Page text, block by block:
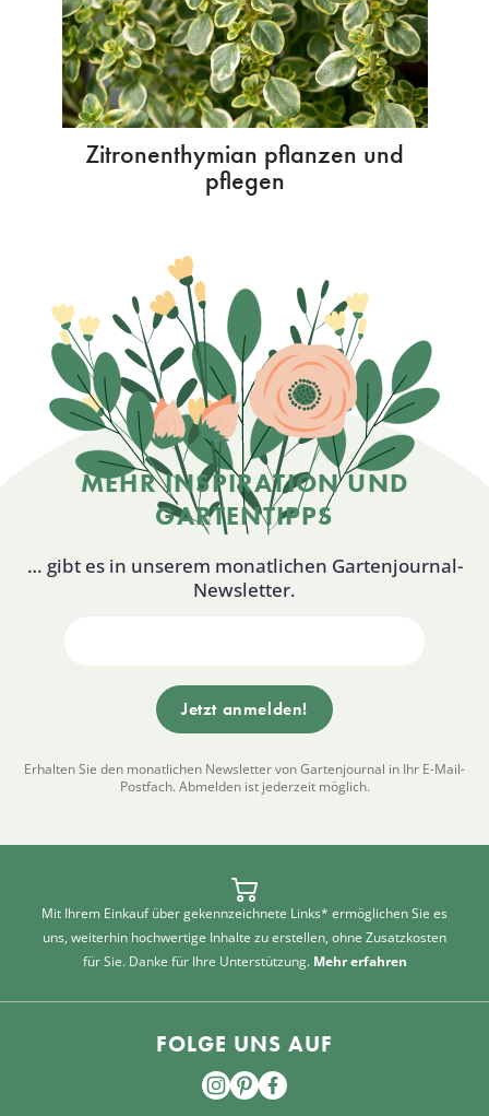
Zitronenthymian pflanzen und
pflegen
MEHR INSPIRATION UND
GARTENTIPPS
… gibt es in unserem monatlichen Gartenjournal-
Newsletter.
Erhalten Sie den monatlichen Newsletter von Gartenjournal in Ihr E-Mail-
Postfach. Abmelden ist jederzeit möglich.
Mit Ihrem Einkauf über gekennzeichnete Links* ermöglichen Sie es
uns, weiterhin hochwertige Inhalte zu erstellen, ohne Zusatzkosten
für Sie. Danke für Ihre Unterstützung. Mehr erfahren
FOLGE UNS AUF